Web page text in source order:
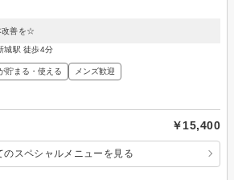
改善を☆
城駅 徒歩4分
貯まる・使える メンズ歓迎
￥15,400
のスペシャルメニューを見る